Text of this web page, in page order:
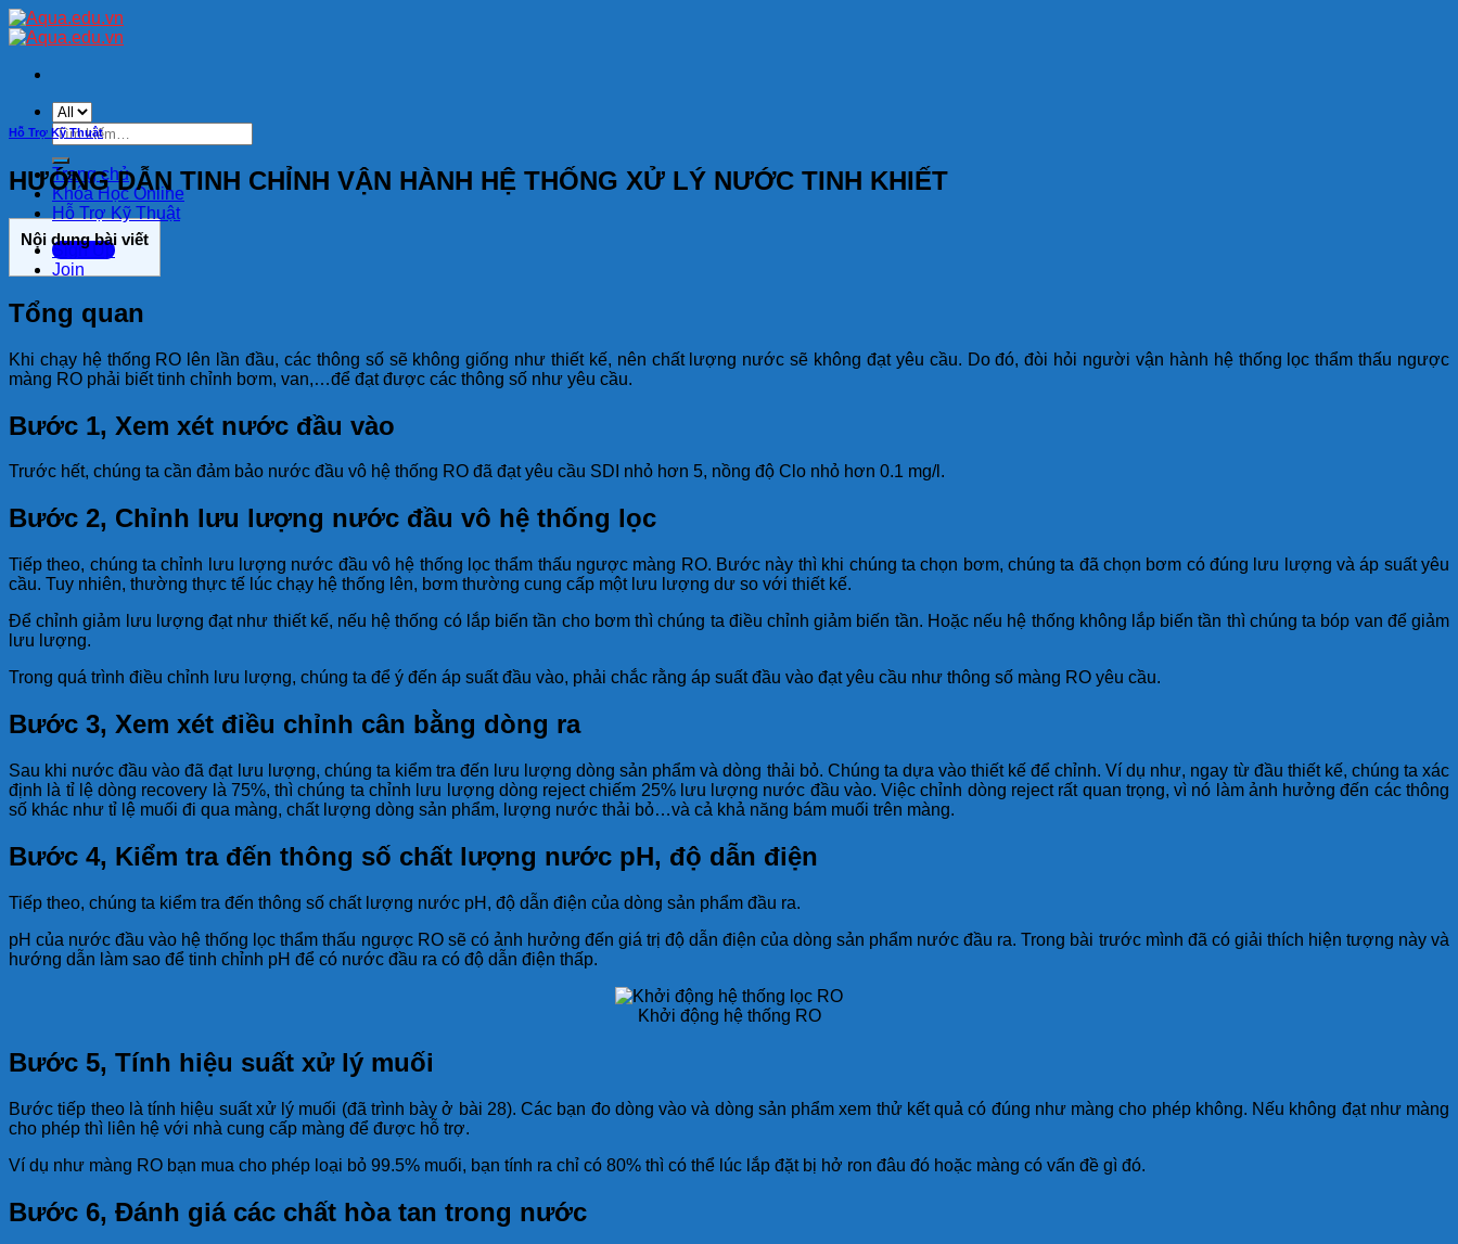
Skip
to
Tìm
kiếm:
Trang chủ
Khóa Học Online
Hỗ Trợ Kỹ Thuật
Sign Up
Join
Hỗ Trợ Kỹ Thuật
HƯỚNG DẪN TINH CHỈNH VẬN HÀNH HỆ THỐNG XỬ LÝ NƯỚC TINH KHIẾT
Nội dung bài viết
Tổng quan
Khi chạy hệ thống RO lên lần đầu, các thông số sẽ không giống như thiết kế, nên chất lượng nước sẽ không đạt yêu cầu. Do đó, đòi hỏi người vận hành hệ thống lọc thẩm thấu ngược
màng RO phải biết tinh chỉnh bơm, van,…để đạt được các thông số như yêu cầu.
Bước 1, Xem xét nước đầu vào
Trước hết, chúng ta cần đảm bảo nước đầu vô hệ thống RO đã đạt yêu cầu SDI nhỏ hơn 5, nồng độ Clo nhỏ hơn 0.1 mg/l.
Bước 2, Chỉnh lưu lượng nước đầu vô hệ thống lọc
Tiếp theo, chúng ta chỉnh lưu lượng nước đầu vô hệ thống lọc thẩm thấu ngược màng RO. Bước này thì khi chúng ta chọn bơm, chúng ta đã chọn bơm có đúng lưu lượng và áp suất yêu
cầu. Tuy nhiên, thường thực tế lúc chạy hệ thống lên, bơm thường cung cấp một lưu lượng dư so với thiết kế.
Để chỉnh giảm lưu lượng đạt như thiết kế, nếu hệ thống có lắp biến tần cho bơm thì chúng ta điều chỉnh giảm biến tần. Hoặc nếu hệ thống không lắp biến tần thì chúng ta bóp van để giảm
lưu lượng.
Trong quá trình điều chỉnh lưu lượng, chúng ta để ý đến áp suất đầu vào, phải chắc rằng áp suất đầu vào đạt yêu cầu như thông số màng RO yêu cầu.
Bước 3, Xem xét điều chỉnh cân bằng dòng ra
Sau khi nước đầu vào đã đạt lưu lượng, chúng ta kiểm tra đến lưu lượng dòng sản phẩm và dòng thải bỏ. Chúng ta dựa vào thiết kế để chỉnh. Ví dụ như, ngay từ đầu thiết kế, chúng ta xác
định là tỉ lệ dòng recovery là 75%, thì chúng ta chỉnh lưu lượng dòng reject chiếm 25% lưu lượng nước đầu vào. Việc chỉnh dòng reject rất quan trọng, vì nó làm ảnh hưởng đến các thông
số khác như tỉ lệ muối đi qua màng, chất lượng dòng sản phẩm, lượng nước thải bỏ…và cả khả năng bám muối trên màng.
Bước 4, Kiểm tra đến thông số chất lượng nước pH, độ dẫn điện
Tiếp theo, chúng ta kiểm tra đến thông số chất lượng nước pH, độ dẫn điện của dòng sản phẩm đầu ra.
pH của nước đầu vào hệ thống lọc thẩm thấu ngược RO sẽ có ảnh hưởng đến giá trị độ dẫn điện của dòng sản phẩm nước đầu ra. Trong bài trước mình đã có giải thích hiện tượng này và
hướng dẫn làm sao để tinh chỉnh pH để có nước đầu ra có độ dẫn điện thấp.
Khởi động hệ thống RO
Bước 5, Tính hiệu suất xử lý muối
Bước tiếp theo là tính hiệu suất xử lý muối (đã trình bày ở bài 28). Các bạn đo dòng vào và dòng sản phẩm xem thử kết quả có đúng như màng cho phép không. Nếu không đạt như màng
cho phép thì liên hệ với nhà cung cấp màng để được hỗ trợ.
Ví dụ như màng RO bạn mua cho phép loại bỏ 99.5% muối, bạn tính ra chỉ có 80% thì có thể lúc lắp đặt bị hở ron đâu đó hoặc màng có vấn đề gì đó.
Bước 6, Đánh giá các chất hòa tan trong nước